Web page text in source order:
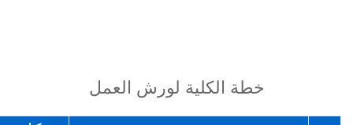
الكلية لورش العمل